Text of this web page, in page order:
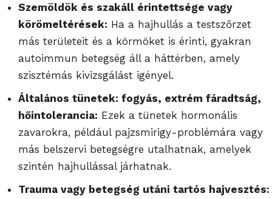
Szemöldök és szakáll érintettsége vagy
körömeltérések: Ha a hajhullás a testszőrzet
más területeit és a körmöket is érinti, gyakran
autoimmun betegség áll a háttérben, amely
szisztémás kivizsgálást igényel.
Általános tünetek: fogyás, extrém fáradtság,
hőintolerancia: Ezek a tünetek hormonális
zavarokra, például pajzsmirigy-problémára vagy
más belszervi betegségre utalhatnak, amelyek
szintén hajhullással járhatnak.
Trauma vagy betegség utáni tartós hajvesztés: